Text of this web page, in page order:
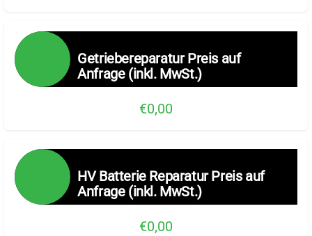
Getriebereparatur Preis auf
Anfrage (inkl. MwSt.)
€0,00
HV Batterie Reparatur Preis auf
Anfrage (inkl. MwSt.)
€0,00